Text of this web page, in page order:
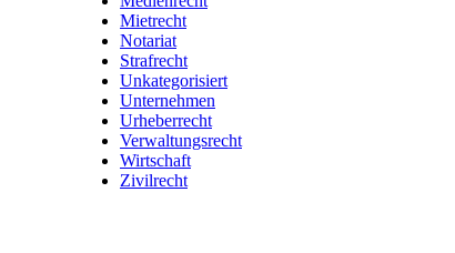
Mietrecht
Notariat
Strafrecht
Unkategorisiert
Unternehmen
Urheberrecht
Verwaltungsrecht
Wirtschaft
Zivilrecht